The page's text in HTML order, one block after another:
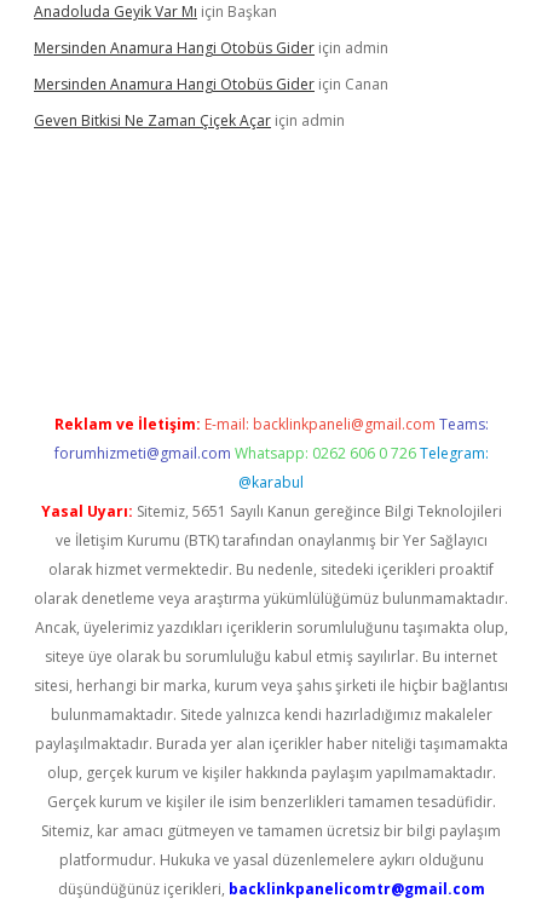
Anadoluda Geyik Var Mı için Başkan
Mersinden Anamura Hangi Otobüs Gider için admin
Mersinden Anamura Hangi Otobüs Gider için Canan
Geven Bitkisi Ne Zaman Çiçek Açar için admin
Reklam ve İletişim: E-mail: backlinkpaneli@gmail.com Teams:
forumhizmeti@gmail.com Whatsapp: 0262 606 0 726 Telegram:
@karabul
Yasal Uyarı: Sitemiz, 5651 Sayılı Kanun gereğince Bilgi Teknolojileri
ve İletişim Kurumu (BTK) tarafından onaylanmış bir Yer Sağlayıcı
olarak hizmet vermektedir. Bu nedenle, sitedeki içerikleri proaktif
olarak denetleme veya araştırma yükümlülüğümüz bulunmamaktadır.
Ancak, üyelerimiz yazdıkları içeriklerin sorumluluğunu taşımakta olup,
siteye üye olarak bu sorumluluğu kabul etmiş sayılırlar. Bu internet
sitesi, herhangi bir marka, kurum veya şahıs şirketi ile hiçbir bağlantısı
bulunmamaktadır. Sitede yalnızca kendi hazırladığımız makaleler
paylaşılmaktadır. Burada yer alan içerikler haber niteliği taşımamakta
olup, gerçek kurum ve kişiler hakkında paylaşım yapılmamaktadır.
Gerçek kurum ve kişiler ile isim benzerlikleri tamamen tesadüfidir.
Sitemiz, kar amacı gütmeyen ve tamamen ücretsiz bir bilgi paylaşım
platformudur. Hukuka ve yasal düzenlemelere aykırı olduğunu
düşündüğünüz içerikleri, backlinkpanelicomtr@gmail.com